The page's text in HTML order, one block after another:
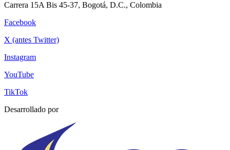
Carrera 15A Bis 45-37, Bogotá, D.C., Colombia
Facebook
X (antes Twitter)
Instagram
YouTube
TikTok
Desarrollado por